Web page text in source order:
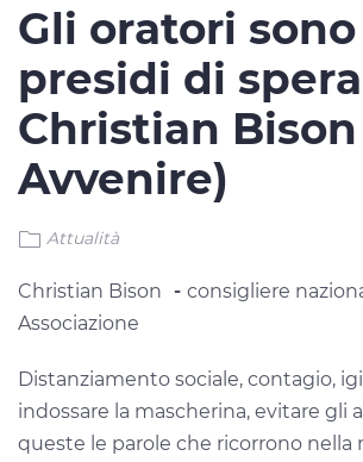
Gli oratori sono
presidi di
Christian Bison
Avvenire)
Attualità
Christian Bison - consigliere
Associazione
Distanziamento sociale, contagio,
indossare la mascherina, evitare gli
queste le parole che ricorrono nella